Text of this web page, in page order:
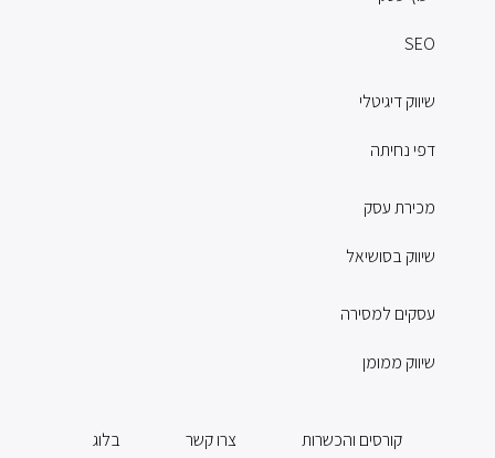
SEO
שיווק דיגיטלי
דפי נחיתה
מכירת עסק
שיווק בסושיאל
עסקים למסירה
שיווק ממומן
בלוג צרו קשר קורסים והכשרות